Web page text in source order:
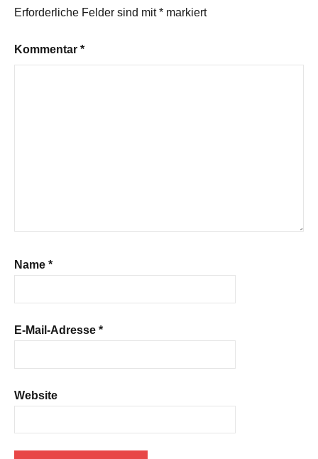
Erforderliche Felder sind mit* markiert
Kommentar *
Name *
E-Mail-Adresse *
Website